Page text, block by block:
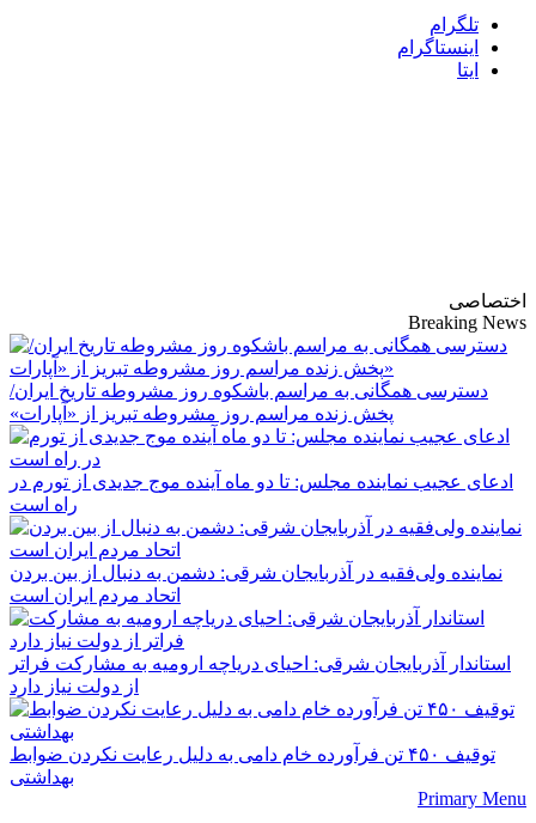
تلگرام
اینستاگرام
ایتا
اختصاصی
Breaking News
دسترسی همگانی به مراسم باشکوه روز مشروطه تاریخ ایران/
پخش زنده مراسم روز مشروطه تبریز از «آپارات»
ادعای عجیب نماینده مجلس: تا دو ماه آینده موج جدیدی از تورم در
راه است
نماینده ولی‌فقیه در آذربایجان شرقی: دشمن به دنبال از بین بردن
اتحاد مردم ایران است
استاندار آذربایجان شرقی: احیای دریاچه ارومیه به مشارکت فراتر
از دولت نیاز دارد
توقیف ۴۵۰ تن فرآورده خام دامی به دلیل رعایت نکردن ضوابط
بهداشتی
Primary Menu